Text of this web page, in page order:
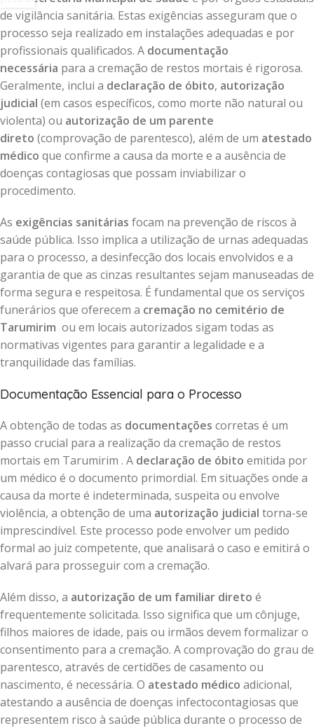
de vigilância sanitária. Estas exigências asseguram que o
processo seja realizado em instalações adequadas e por
profissionais qualificados. A documentação
necessária para a cremação de restos mortais é rigorosa.
Geralmente, inclui a declaração de óbito, autorização
judicial (em casos específicos, como morte não natural ou
violenta) ou autorização de um parente
direto (comprovação de parentesco), além de um atestado
médico que confirme a causa da morte e a ausência de
doenças contagiosas que possam inviabilizar o
procedimento.
As exigências sanitárias focam na prevenção de riscos à
saúde pública. Isso implica a utilização de urnas adequadas
para o processo, a desinfecção dos locais envolvidos e a
garantia de que as cinzas resultantes sejam manuseadas de
forma segura e respeitosa. É fundamental que os serviços
funerários que oferecem a cremação no cemitério de
Tarumirim ou em locais autorizados sigam todas as
normativas vigentes para garantir a legalidade e a
tranquilidade das famílias.
Documentação Essencial para o Processo
A obtenção de todas as documentações corretas é um
passo crucial para a realização da cremação de restos
mortais em Tarumirim . A declaração de óbito emitida por
um médico é o documento primordial. Em situações onde a
causa da morte é indeterminada, suspeita ou envolve
violência, a obtenção de uma autorização judicial torna-se
imprescindível. Este processo pode envolver um pedido
formal ao juiz competente, que analisará o caso e emitirá o
alvará para prosseguir com a cremação.
Além disso, a autorização de um familiar direto é
frequentemente solicitada. Isso significa que um cônjuge,
filhos maiores de idade, pais ou irmãos devem formalizar o
consentimento para a cremação. A comprovação do grau de
parentesco, através de certidões de casamento ou
nascimento, é necessária. O atestado médico adicional,
atestando a ausência de doenças infectocontagiosas que
representem risco à saúde pública durante o processo de